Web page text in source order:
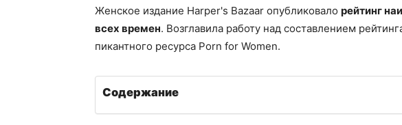
Женское издание Harper's Bazaar опубликовало рейтинг
всех времен. Возглавила работу над составлением
пикантного ресурса Porn for Women.
Содержание